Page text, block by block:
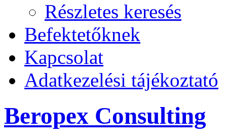
Részletes keresés
Befektetőknek
Kapcsolat
Adatkezelési tájékoztató
Beropex Consulting